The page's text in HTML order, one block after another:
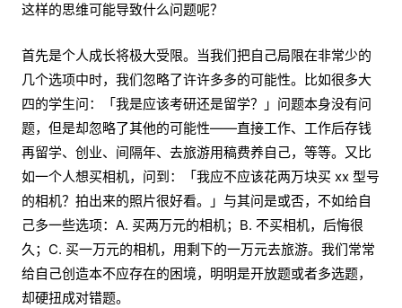
这样的思维可能导致什么问题呢？
首先是个人成长将极大受限。当我们把自己局限在非常少的
几个选项中时，我们忽略了许许多多的可能性。比如很多大
四的学生问：「我是应该考研还是留学？」问题本身没有问
题，但是却忽略了其他的可能性——直接工作、工作后存钱
再留学、创业、间隔年、去旅游用稿费养自己，等等。又比
如一个人想买相机，问到：「我应不应该花两万块买 xx 型号
的相机？拍出来的照片很好看。」与其问是或否，不如给自
己多一些选项：A. 买两万元的相机；B. 不买相机，后悔很
久；C. 买一万元的相机，用剩下的一万元去旅游。我们常常
给自己创造本不应存在的困境，明明是开放题或者多选题，
却硬扭成对错题。